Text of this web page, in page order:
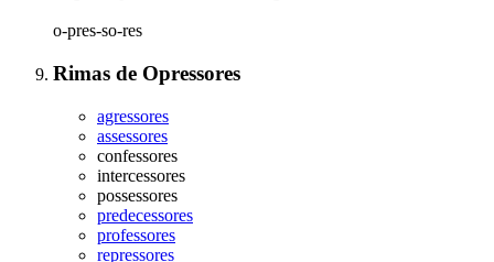
o-pres-so-res
Rimas de Opressores
agressores
assessores
confessores
intercessores
possessores
predecessores
professores
repressores